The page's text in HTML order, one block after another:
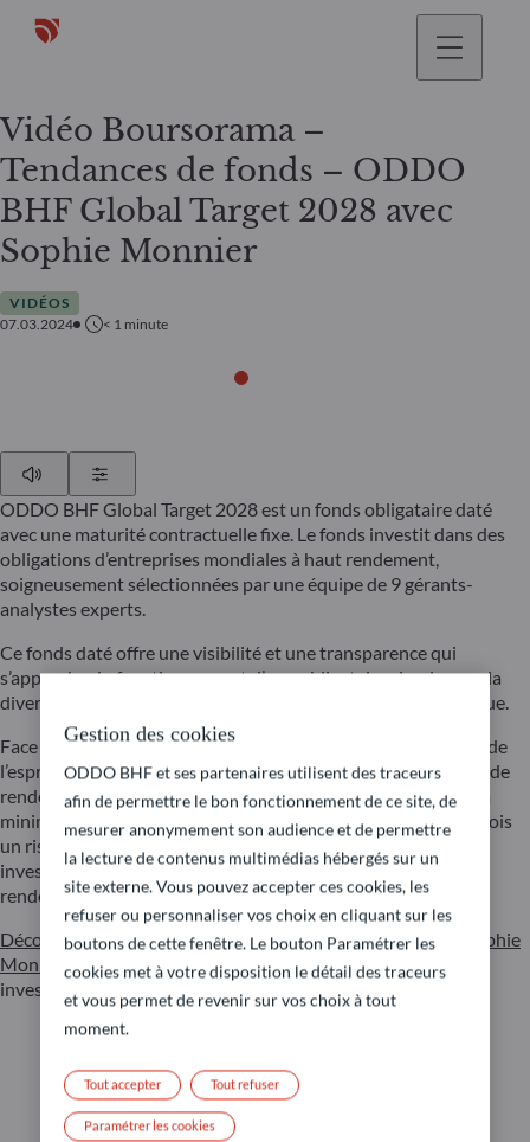
Vidéo Boursorama –
Tendances de fonds – ODDO
BHF Global Target 2028 avec
Sophie Monnier
VIDÉOS
07.03.2024
< 1 minute
ODDO BHF Global Target 2028 est un fonds obligataire daté
avec une maturité contractuelle fixe. Le fonds investit dans des
obligations d’entreprises mondiales à haut rendement,
soigneusement sélectionnées par une équipe de 9 gérants-
analystes experts.
Ce fonds daté offre une visibilité et une transparence qui
s’approche du fonctionnement d’une obligataire simple avec la
diversification et la granularité d’un fonds obligataire classique.
Face à la perspective de baisse des taux aujourd’hui au cœur de
l’esprit des investisseurs, ce fonds daté offre une perspective de
rendement potentiellement intéressante tout en cherchant à
minimiser la volatilité et la perte maximale. Il présente toutefois
un risque de perte en capital et un risque de défaut lié aux
investissements dans des obligations spéculatives à haut
rendement.
Découvrez ODDO BHF Global Target 2028 en vidéo avec Sophie
MonnierCFA, Product Specialist Allocation d’actifs et
investissements Obligataires
Gestion des cookies
ODDO BHF et ses partenaires utilisent des traceurs
afin de permettre le bon fonctionnement de ce site, de
mesurer anonymement son audience et de permettre
la lecture de contenus multimédias hébergés sur un
site externe. Vous pouvez accepter ces cookies, les
refuser ou personnaliser vos choix en cliquant sur les
boutons de cette fenêtre. Le bouton Paramétrer les
cookies met à votre disposition le détail des traceurs
et vous permet de revenir sur vos choix à tout
moment.
Tout refuser
Tout accepter
Paramétrer les cookies